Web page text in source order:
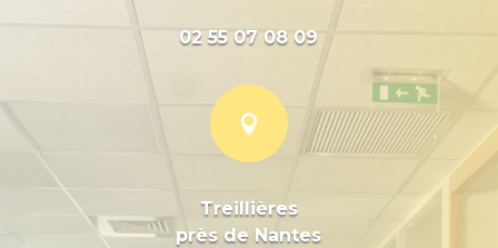
02 55 07 08 09

Treillières
près de Nantes